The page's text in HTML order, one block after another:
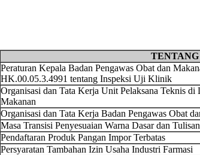
TENTANG
Peraturan Kepala Badan Pengawas Obat dan
HK.00.05.3.4991 tentang Inspeksi Uji Klinik
Organisasi dan Tata Kerja Unit Pelaksana Teknis
Makanan
Organisasi dan Tata Kerja Badan Pengawas Obat
Masa Transisi Penyesuaian Warna Dasar dan
Pendaftaran Produk Pangan Impor Terbatas
Persyaratan Tambahan Izin Usaha Industri Farmasi